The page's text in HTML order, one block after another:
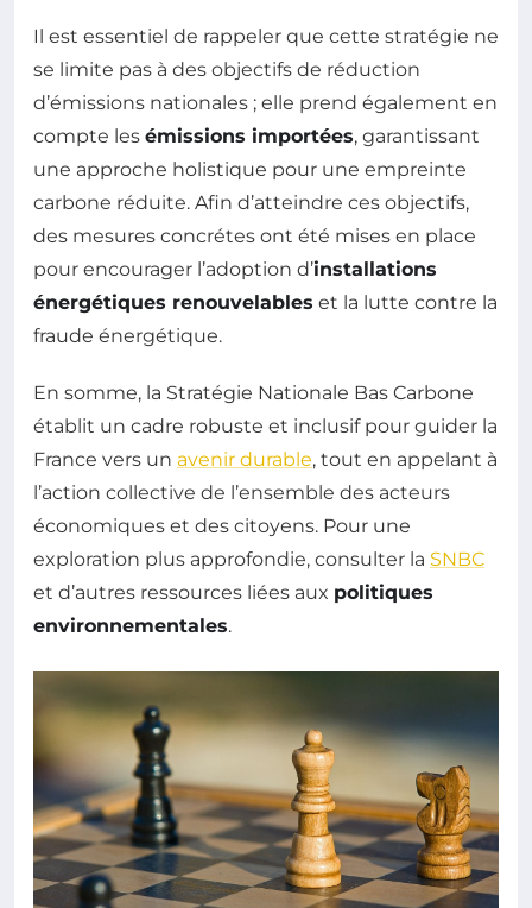
Il est essentiel de rappeler que cette stratégie ne
se limite pas à des objectifs de réduction
d’émissions nationales ; elle prend également en
compte les émissions importées, garantissant
une approche holistique pour une empreinte
carbone réduite. Afin d’atteindre ces objectifs,
des mesures concrétes ont été mises en place
pour encourager l’adoption d’installations
énergétiques renouvelables et la lutte contre la
fraude énergétique.
En somme, la Stratégie Nationale Bas Carbone
établit un cadre robuste et inclusif pour guider la
France vers un avenir durable, tout en appelant à
l’action collective de l’ensemble des acteurs
économiques et des citoyens. Pour une
exploration plus approfondie, consulter la SNBC
et d’autres ressources liées aux politiques
environnementales.